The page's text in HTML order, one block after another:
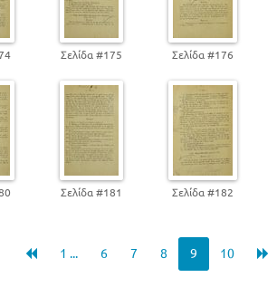
Σελίδα #175 Σελίδα #176
Σελίδα #181 Σελίδα #182
1 ... 6 7 8 9 10